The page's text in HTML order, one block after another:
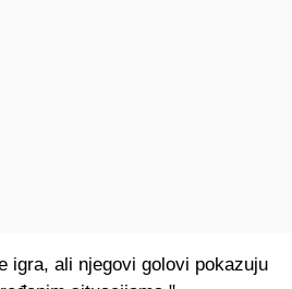
igra, ali njegovi golovi pokazuju